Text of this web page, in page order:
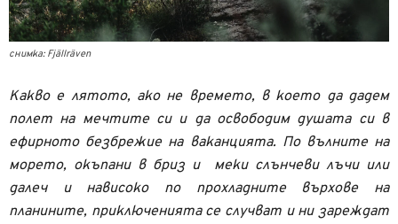
снимка: Fjällräven
Какво е лятото, ако не времето, в което да дадем
полет на мечтите си и да освободим душата си в
ефирното безбрежие на ваканцията. По вълните на
морето, окъпани в бриз и меки слънчеви лъчи или
далеч и нависоко по прохладните върхове на
планините, приключенията се случват и ни зареждат